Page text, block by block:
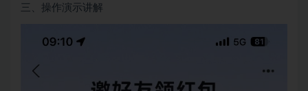
三、操作演示讲解